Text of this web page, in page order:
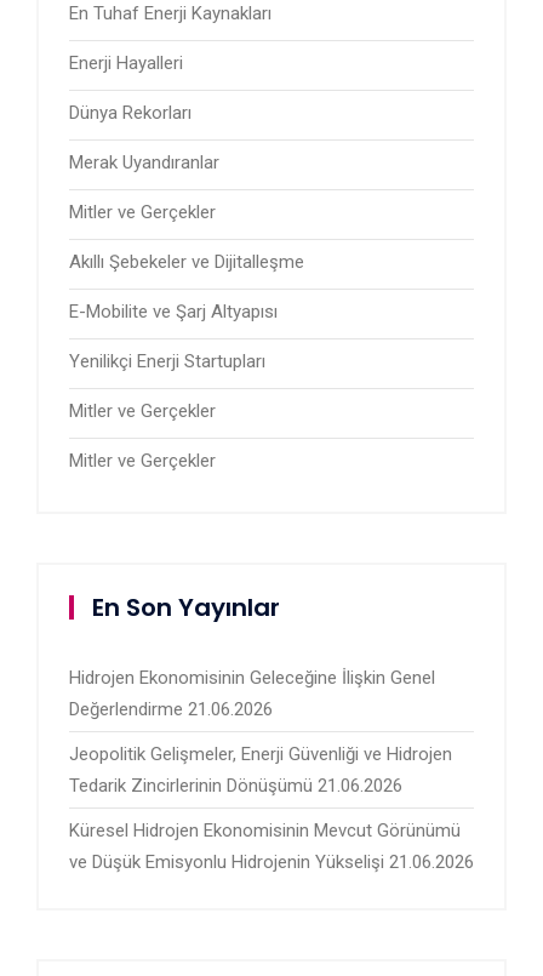
En Tuhaf Enerji Kaynakları
Enerji Hayalleri
Dünya Rekorları
Merak Uyandıranlar
Mitler ve Gerçekler
Akıllı Şebekeler ve Dijitalleşme
E-Mobilite ve Şarj Altyapısı
Yenilikçi Enerji Startupları
Mitler ve Gerçekler
Mitler ve Gerçekler
En Son Yayınlar
Hidrojen Ekonomisinin Geleceğine İlişkin Genel
Değerlendirme 21.06.2026
Jeopolitik Gelişmeler, Enerji Güvenliği ve Hidrojen
Tedarik Zincirlerinin Dönüşümü 21.06.2026
Küresel Hidrojen Ekonomisinin Mevcut Görünümü
ve Düşük Emisyonlu Hidrojenin Yükselişi 21.06.2026